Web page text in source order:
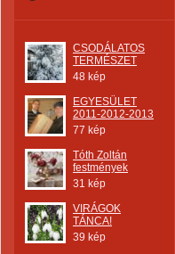
CSODÁLATOS
TERMÉSZET
48 kép
EGYESÜLET
2011-2012-2013
77 kép
Tóth Zoltán
festmények
31 kép
VIRÁGOK
TÁNCA!
39 kép